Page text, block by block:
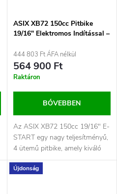
ASIX XB72 150cc Pitbike
19/16" Elektromos Indítással –
Kezdőknek és Haladóknak
Zöld
444 803 Ft ÁFA nélkül
564 900 Ft
Raktáron
BŐVEBBEN
Az ASIX XB72 150cc 19/16" E-
START egy nagy teljesítményű,
4 ütemű pitbike, amely kiváló
választás terepezéshez,...
Újdonság